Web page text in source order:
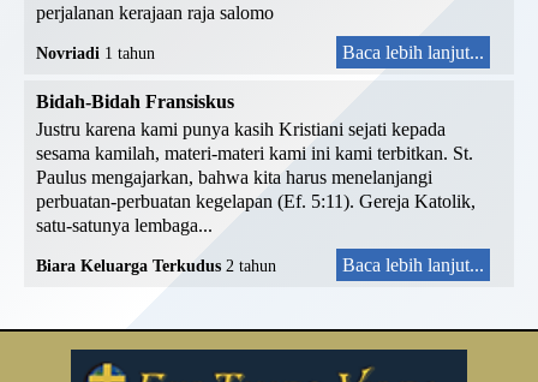
perjalanan kerajaan raja salomo
Novriadi 1 tahun Baca lebih lanjut...
Bidah-Bidah Fransiskus
Justru karena kami punya kasih Kristiani sejati kepada
sesama kamilah, materi-materi kami ini kami terbitkan. St.
Paulus mengajarkan, bahwa kita harus menelanjangi
perbuatan-perbuatan kegelapan (Ef. 5:11). Gereja Katolik,
satu-satunya lembaga...
Biara Keluarga Terkudus 2 tahun Baca lebih lanjut...